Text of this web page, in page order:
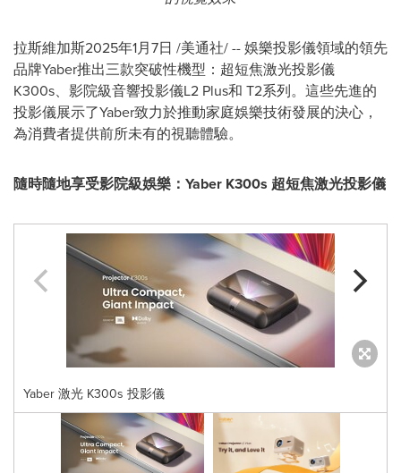
拉斯維加斯2025年1月7日 /美通社/ -- 娛樂投影儀領域的領先
品牌Yaber推出三款突破性機型：超短焦激光投影儀
K300s、影院級音響投影儀L2 Plus和 T2系列。這些先進的
投影儀展示了Yaber致力於推動家庭娛樂技術發展的決心，
為消費者提供前所未有的視聽體驗。
隨時隨地享受影院級娛樂： Yaber K300s 超短焦激光投影儀
Yaber 激光 K300s 投影儀